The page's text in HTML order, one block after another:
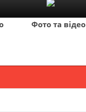
Фото та відео